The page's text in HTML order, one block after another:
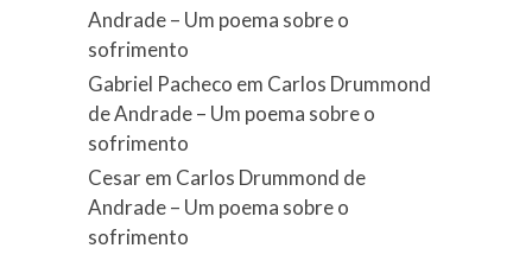
Andrade – Um poema sobre o
sofrimento
Gabriel Pacheco em Carlos Drummond
de Andrade – Um poema sobre o
sofrimento
Cesarem Carlos Drummond de
Andrade – Um poema sobre o
sofrimento